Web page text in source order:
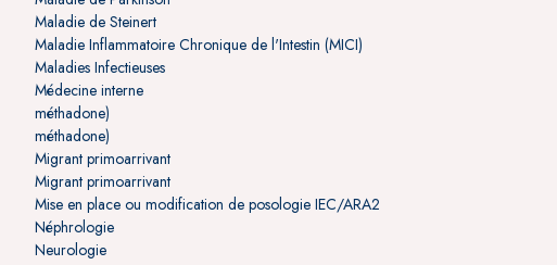
Maladie de Steinert
Maladie Inflammatoire Chronique de l'Intestin (MICI)
Maladies Infectieuses
Médecine interne
méthadone)
méthadone)
Migrant primoarrivant
Migrant primoarrivant
Mise en place ou modification de posologie IEC/ARA2
Néphrologie
Neurologie